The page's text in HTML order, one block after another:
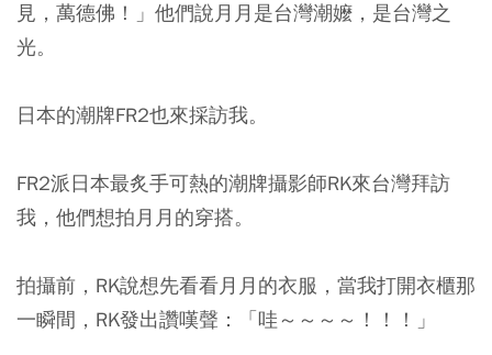
見，萬德佛！」他們說月月是台灣潮嬤，是台灣之
光。
日本的潮牌FR2也來採訪我。
FR2派日本最炙手可熱的潮牌攝影師RK來台灣拜訪
我，他們想拍月月的穿搭。
拍攝前，RK說想先看看月月的衣服，當我打開衣櫃那
一瞬間，RK發出讚嘆聲：「哇～～～～！！！」